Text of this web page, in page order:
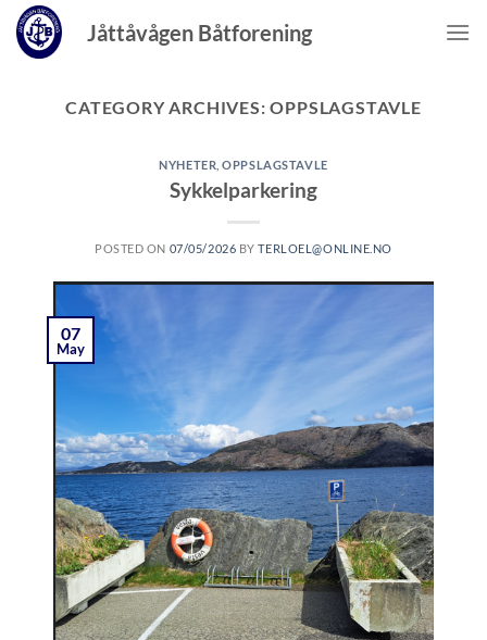
Skip
Jåttåvågen Båtforening
CATEGORY ARCHIVES:OPPSLAGSTAVLE
NYHETER ,OPPSLAGSTAVLE
Sykkelparkering
POSTED ON 07/05/2026 BYTERLOEL@ONLINE.NO
07
May